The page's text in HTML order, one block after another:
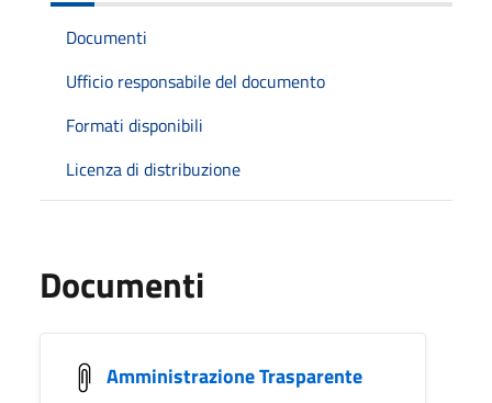
Documenti
Ufficio responsabile del documento
Formati disponibili
Licenza di distribuzione
Documenti
Amministrazione Trasparente